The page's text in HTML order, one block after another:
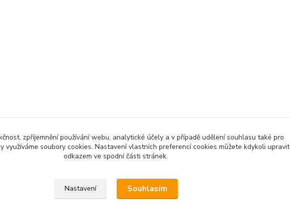
zpříjemnění používání webu, analytické účely a v případě udělení souhlasu také pro
využíváme soubory cookies. Nastavení vlastních preferencí cookies můžete kdykoli upravit
odkazem ve spodní části stránek.
Nastavení Souhlasím